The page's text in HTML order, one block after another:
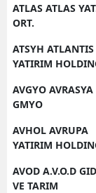
ATLAS ATLAS
ORT.
ATSYH ATLANTIS
YATIRIM
AVGYO AVRASYA
GMYO
AVHOL AVRUPA
YATIRIM
AVOD A.V.O.D
VE TARIM